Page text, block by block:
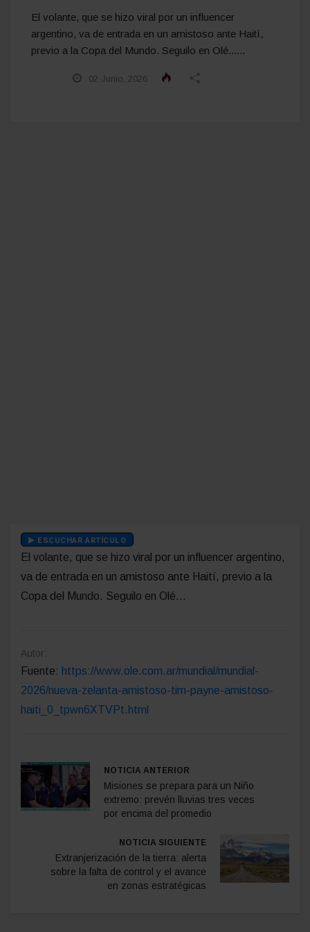
El volante, que se hizo viral por un influencer
argentino, va de entrada en un amistoso ante Haití,
previo a la Copa del Mundo. Seguilo en Olé......
02 Junio, 2026
ESCUCHAR ARTÍCULO
El volante, que se hizo viral por un influencer argentino,
va de entrada en un amistoso ante Haití, previo a la
Copa del Mundo. Seguilo en Olé...
Autor:
Fuente: https://www.ole.com.ar/mundial/mundial-
2026/nueva-zelanta-amistoso-tim-payne-amistoso-
haiti_0_tpwn6XTVPt.html
NOTICIA ANTERIOR
Misiones se prepara para un Niño
extremo: prevén lluvias tres veces
por encima del promedio
NOTICIA SIGUIENTE
Extranjerización de la tierra: alerta
sobre la falta de control y el avance
en zonas estratégicas